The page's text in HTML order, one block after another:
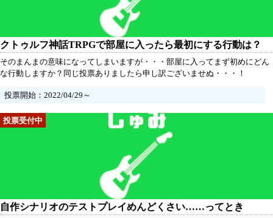
クトゥルフ神話TRPGで部屋に入ったら最初にする行動は？
そのまんまの意味になってしまいますが・・・部屋に入ってまず初めにどん
な行動しますか？同じ投票ありましたら申し訳ございませぬ・・・！
投票開始：2022/04/29～
自作シナリオのテストプレイめんどくさい……ってとき